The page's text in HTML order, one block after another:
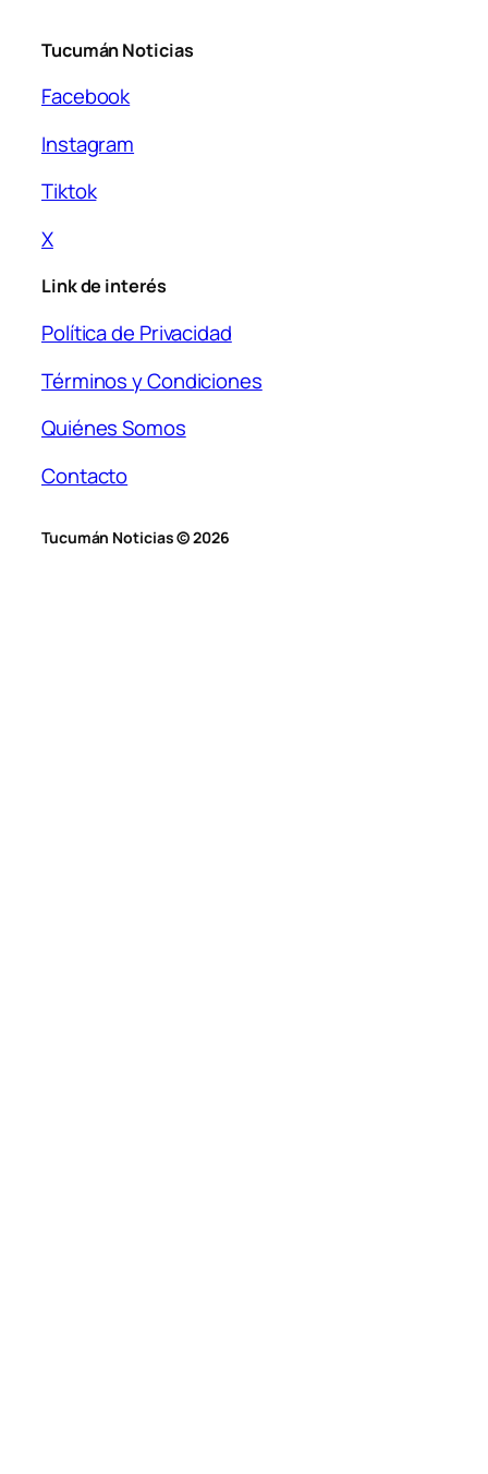
Tucumán Noticias
Facebook
Instagram
Tiktok
X
Link de interés
Política de Privacidad
Términos y Condiciones
Quiénes Somos
Contacto
Tucumán Noticias © 2026